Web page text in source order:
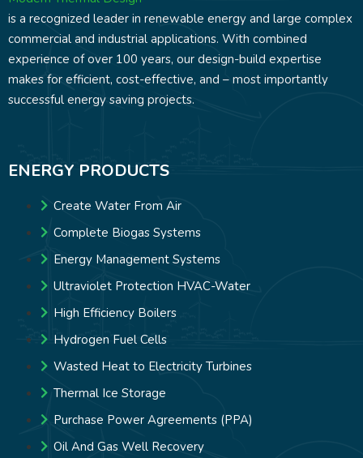
is a recognized leader in renewable energy and large complex
commercial and industrial applications. With combined
experience of over 100 years, our design-build expertise
makes for efficient, cost-effective, and – most importantly
successful energy saving projects.
ENERGY PRODUCTS
Create Water From Air
Complete Biogas Systems
Energy Management Systems
Ultraviolet Protection HVAC-Water
High Efficiency Boilers
Hydrogen Fuel Cells
Wasted Heat to Electricity Turbines
Thermal Ice Storage
Purchase Power Agreements (PPA)
Oil And Gas Well Recovery